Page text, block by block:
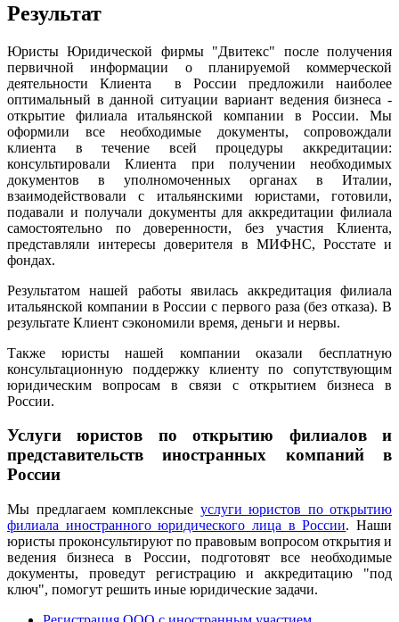
Результат
Юристы Юридической фирмы "Двитекс" после получения
первичной информации о планируемой коммерческой
деятельности Клиента в России предложили наиболее
оптимальный в данной ситуации вариант ведения бизнеса -
открытие филиала итальянской компании в России. Мы
оформили все необходимые документы, сопровождали
клиента в течение всей процедуры аккредитации:
консультировали Клиента при получении необходимых
документов в уполномоченных органах в Италии,
взаимодействовали с итальянскими юристами, готовили,
подавали и получали документы для аккредитации филиала
самостоятельно по доверенности, без участия Клиента,
представляли интересы доверителя в МИФНС, Росстате и
фондах.
Результатом нашей работы явилась аккредитация филиала
итальянской компании в России с первого раза (без отказа). В
результате Клиент сэкономили время, деньги и нервы.
Также юристы нашей компании оказали бесплатную
консультационную поддержку клиенту по сопутствующим
юридическим вопросам в связи с открытием бизнеса в
России.
Услуги юристов по открытию филиалов и
представительств иностранных компаний в
России
Мы предлагаем комплексные услуги юристов по открытию
филиала иностранного юридического лица в России. Наши
юристы проконсультируют по правовым вопросом открытия и
ведения бизнеса в России, подготовят все необходимые
документы, проведут регистрацию и аккредитацию "под
ключ", помогут решить иные юридические задачи.